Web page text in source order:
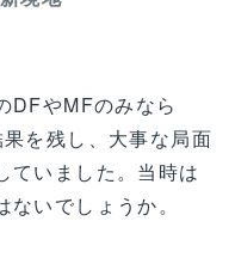
DFやMFのみなら
を残し、大事な局面
ていました。当時は
いでしょうか。